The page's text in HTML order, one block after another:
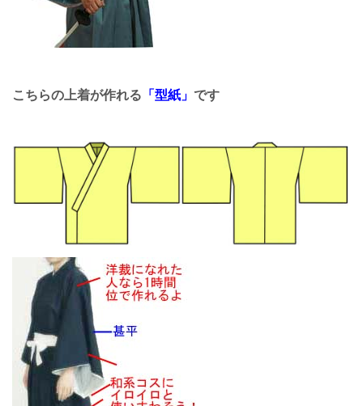
こちらの上着が作れる 「型紙」 です